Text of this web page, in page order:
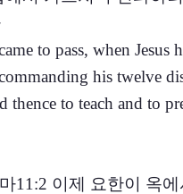
to pass, when Jesus
his twelve
thence to teach and to
11:2 이제 요한이 옥